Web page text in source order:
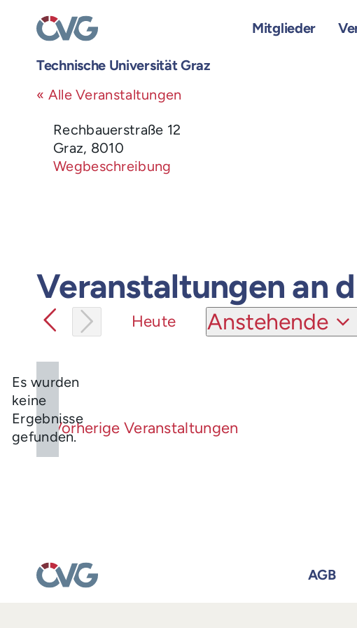
content
Mitglieder
Technische Universität Graz
« Alle Veranstaltungen
Adresse
Rechbauerstraße 12
Graz, 8010
Wegbeschreibung
Veranstaltungen an
Hinweis
Es wurden
keine
Ergebnisse
gefunden.
Heute
Anstehende
Vorherige Veranstaltungen
AGB